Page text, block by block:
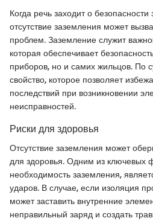
Когда речь заходит о безопасности
отсутствие заземления может
проблем. Заземление служит
которая обеспечивает
приборов, но и самих жильцов. По
свойство, которое позволяет
последствий при возникновении
неисправностей.
Риски для здоровья
Отсутствие заземления может
для здоровья. Одним из ключевых
необходимость заземления,
ударов. В случае, если изоляция
может заставить внутренние
неправильный заряд и создать